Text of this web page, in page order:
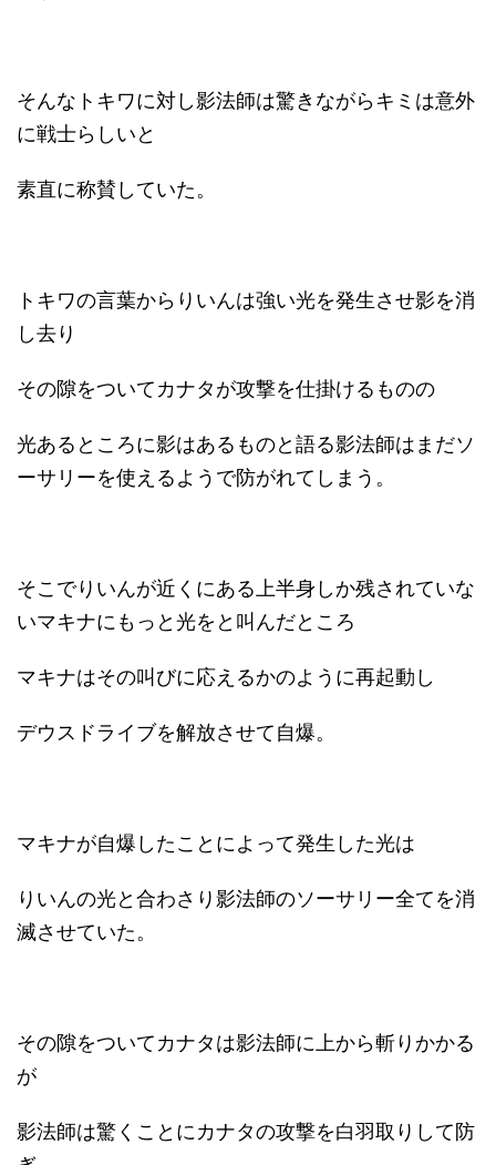
そんなトキワに対し影法師は驚きながらキミは意外
に戦士らしいと
素直に称賛していた。
トキワの言葉からりいんは強い光を発生させ影を消
し去り
その隙をついてカナタが攻撃を仕掛けるものの
光あるところに影はあるものと語る影法師はまだソ
ーサリーを使えるようで防がれてしまう。
そこでりいんが近くにある上半身しか残されていな
いマキナにもっと光をと叫んだところ
マキナはその叫びに応えるかのように再起動し
デウスドライブを解放させて自爆。
マキナが自爆したことによって発生した光は
りいんの光と合わさり影法師のソーサリー全てを消
滅させていた。
その隙をついてカナタは影法師に上から斬りかかる
が
影法師は驚くことにカナタの攻撃を白羽取りして防